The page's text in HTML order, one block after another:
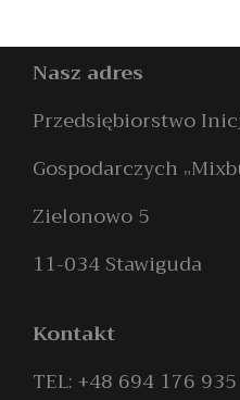
Nasz adres
Przedsiębiorstwo
Gospodarczych
Zielonowo 5
11-034 Stawiguda
Kontakt
TEL: +48 694 176 935